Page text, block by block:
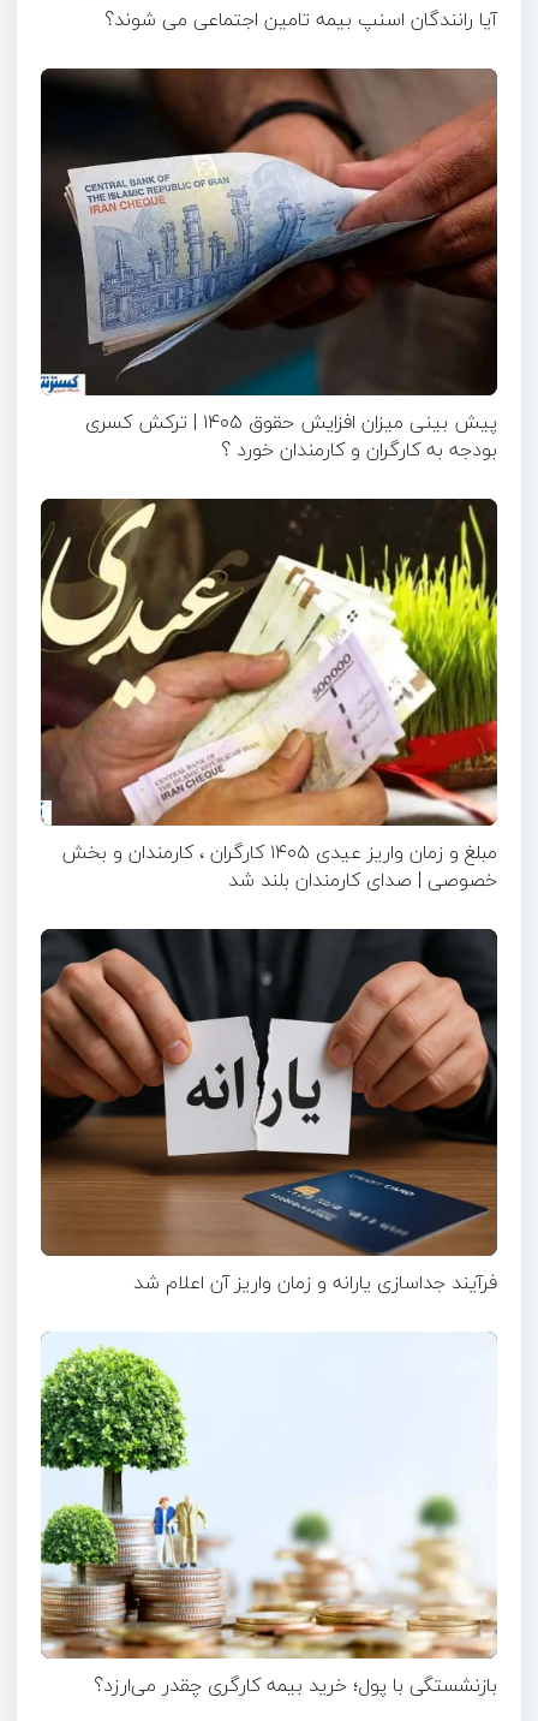
آیا رانندگان اسنپ بیمه تامین اجتماعی می شوند؟
پیش بینی میزان افزایش حقوق ۱۴۰۵ | ترکش کسری
بودجه به کارگران و کارمندان خورد ؟
مبلغ و زمان واریز عیدی ۱۴۰۵ کارگران ، کارمندان و بخش
خصوصی | صدای کارمندان بلند شد
فرآیند جداسازی یارانه و زمان واریز آن اعلام شد
بازنشستگی با پول؛ خرید بیمه کارگری چقدر می‌ارزد؟